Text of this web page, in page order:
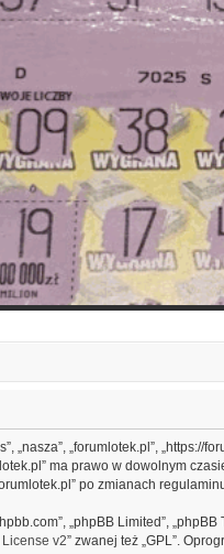
„nasza”, „forumlotek.pl”,
ma prawo w dowolnym
po zmianach
„phpBB Limited”,
v2” zwanej też „GPL”.